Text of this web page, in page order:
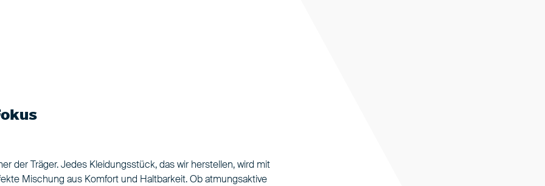
der Träger. Jedes Kleidungsstück, das wir herstellen, wird mit
Mischung aus Komfort und Haltbarkeit. Ob atmungsaktive